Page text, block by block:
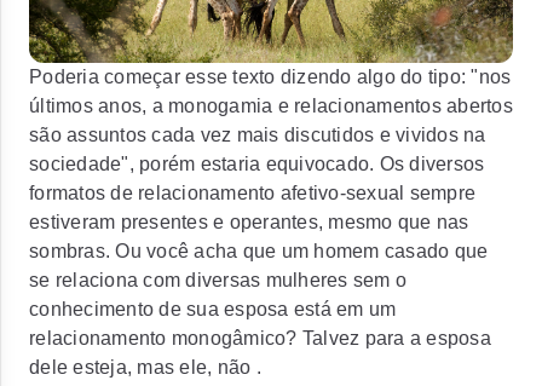
Poderia começar esse texto dizendo algo do tipo: "nos
últimos anos, a monogamia e relacionamentos abertos
são assuntos cada vez mais discutidos e vividos na
sociedade", porém estaria equivocado. Os diversos
formatos de relacionamento afetivo-sexual sempre
estiveram presentes e operantes, mesmo que nas
sombras. Ou você acha que um homem casado que
se relaciona com diversas mulheres sem o
conhecimento de sua esposa está em um
relacionamento monogâmico? Talvez para a esposa
dele esteja, mas ele, não .